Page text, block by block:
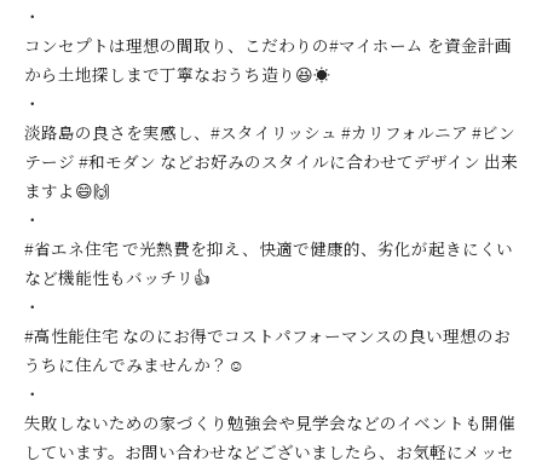
・
コンセプトは理想の間取り、こだわりの#マイホーム を資金計画
から土地探しまで丁寧なおうち造り😆☀️
・
淡路島の良さを実感し、#スタイリッシュ #カリフォルニア #ビン
テージ #和モダン などお好みのスタイルに合わせてデザイン 出来
ますよ😄🙌
・
#省エネ住宅 で光熱費を抑え、快適で健康的、劣化が起きにくい
など機能性もバッチリ👍
・
#高性能住宅 なのにお得でコストパフォーマンスの良い理想のお
うちに住んでみませんか？☺️
・
失敗しないための家づくり勉強会や見学会などのイベントも開催
しています。お問い合わせなどございましたら、お気軽にメッセ